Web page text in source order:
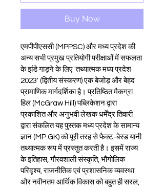
Buy Now
एमपीपीएससी (MPPSC) और मध्य प्रदेश की
अन्य सभी प्रमुख प्रतियोगी परीक्षाओं में सफलता
के झंडे गाड़ने के लिए 'तथ्यात्मक मध्य प्रदेश
2023' (द्वितीय संस्करण) एक बेजोड़ और बेहद
प्रामाणिक मार्गदर्शिका है। प्रतिष्ठित मैकग्रा
हिल (McGraw Hill) पब्लिकेशन द्वारा
प्रकाशित और अनुभवी लेखक धर्मेंद्र तिवारी
द्वारा संकलित यह पुस्तक मध्य प्रदेश के सामान्य
ज्ञान (MP GK) को पूरी तरह से फैक्ट-बेस्ड यानी
तथ्यात्मक रूप में प्रस्तुत करती है। इसमें राज्य
के इतिहास, गौरवशाली संस्कृति, भौगोलिक
परिदृश्य, राजनीतिक एवं प्रशासनिक व्यवस्था
और नवीनतम आर्थिक विकास को बहुत ही सरल,